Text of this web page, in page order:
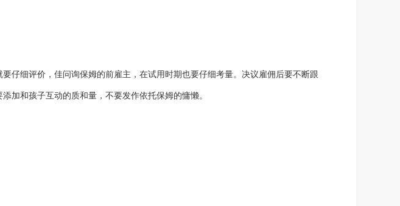
仔细评价，佳问询保姆的前雇主，在试用时期也要仔细考量。决议雇佣后要不断跟
加和孩子互动的质和量，不要发作依托保姆的慵懒。